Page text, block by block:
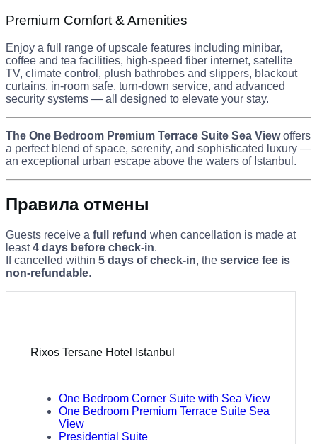
Premium Comfort & Amenities
Enjoy a full range of upscale features including minibar,
coffee and tea facilities, high-speed fiber internet, satellite
TV, climate control, plush bathrobes and slippers, blackout
curtains, in-room safe, turn-down service, and advanced
security systems — all designed to elevate your stay.
The One Bedroom Premium Terrace Suite Sea Viewoffers
a perfect blend of space, serenity, and sophisticated luxury —
an exceptional urban escape above the waters of Istanbul.
Правила отмены
Guests receive a full refund when cancellation is made at
least4 days before check-in.
If cancelled within 5 days of check-in, the service fee is
non-refundable.
Rixos Tersane Hotel Istanbul
One Bedroom Corner Suite with Sea View
One Bedroom Premium Terrace Suite Sea
View
Presidential Suite